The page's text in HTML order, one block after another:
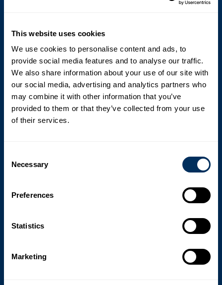
This website uses cookies
We use cookies to personalise content and ads, to
provide social media features and to analyse our traffic.
We also share information about your use of our site with
our social media, advertising and analytics partners who
may combine it with other information that you’ve
provided to them or that they’ve collected from your use
of their services.
Selection
Necessary
Preferences
Statistics
Marketing
อัตโนมัติ Cyklop’s ช่วยให้มั่นใจได้ว่าบรรจุภัณฑ์ของคุณได้
เปื้อน ช่วยปกป้องผลิตภัณฑ์จากไม้ที่มีค่าของคุณ ด้วยโซลูชัน
การปิดผนึกที่มีประสิทธิภาพของเรา คุณสามารถลดความเสี่ยง
ต่อความเสียหายและปรับปรุงความสมบูรณ์ของสินค้าที่จัดส่ง
ได้
การเข้ารหัสและการพิมพ์สําหรับผลิตภัณฑ์ไม้
ไม้ ระบบการเข้ารหัสและการพิมพ์ของเราให้การพิมพ์คุณภาพ
สูงและทนทานบนพื้นผิวต่างๆ รวมถึงกระดาษแข็งและไม้ ไม่
ฉลากรับรอง โซลูชัน Cyklop’s จะช่วยให้มั่นใจได้ว่าผลิตภัณฑ์
ไม้ของคุณได้รับการระบุอย่างถูกต้องและสามารถตรวจสอบ
โซลูชันการห่อหุ้มเพื่อการปกป้องระหว่างการขนส่ง